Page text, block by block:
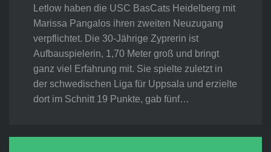
Letlow haben die USC BasCats Heidelberg mit
Marissa Pangalos ihren zweiten Neuzugang
verpflichtet. Die 30-Jährige Zyprerin ist
Aufbauspielerin, 1,70 Meter groß und bringt
ganz viel Erfahrung mit. Sie spielte zuletzt in
der schwedischen Liga für Uppsala und erzielte
dort im Schnitt 19 Punkte, gab fünf…